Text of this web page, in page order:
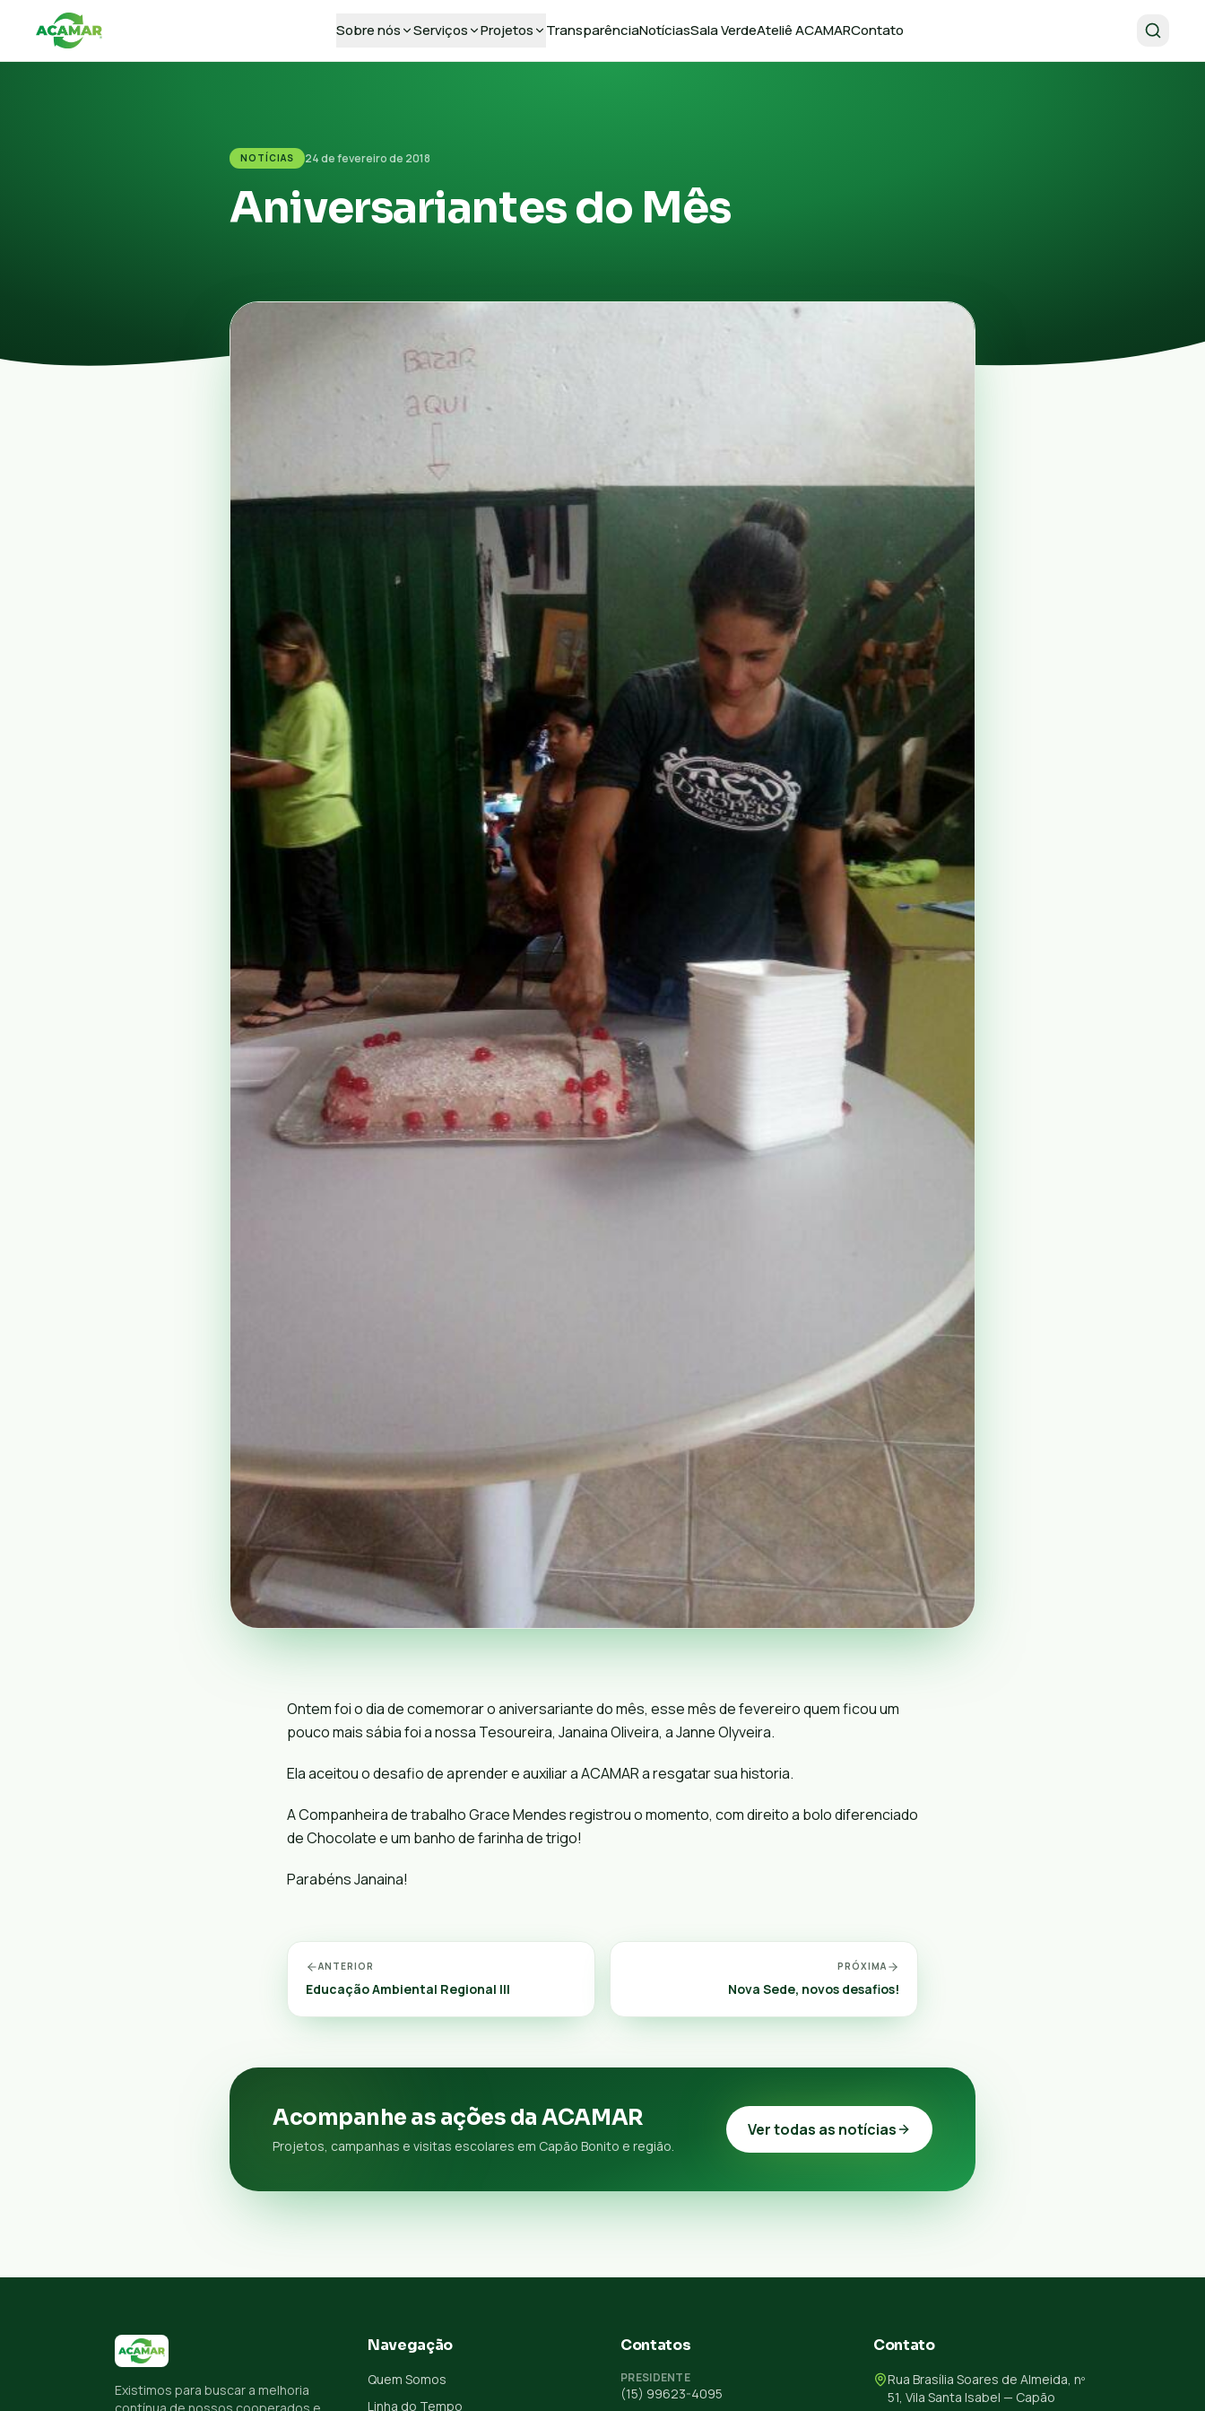
Sobre nós Serviços Projetos TransparênciaNotíciasSala VerdeAteliê ACAMARContato
NOTÍCIAS 24 de fevereiro de 2018
Aniversariantes do Mês
Ontem foi o dia de comemorar o aniversariante do mês, esse mês de fevereiro quem ficou um
pouco mais sábia foi a nossa Tesoureira, Janaina Oliveira, aJanne Olyveira.
Ela aceitou o desafio de aprender e auxiliar a ACAMAR a resgatar sua historia.
A Companheira de trabalhoGrace Mendesregistrou o momento, com direito a bolo diferenciado
de Chocolate e um banho de farinha de trigo!
Parabéns Janaina!
ANTERIOR
Educação Ambiental Regional III
PRÓXIMA
Nova Sede, novos desafios!
Acompanhe as ações da ACAMAR
Projetos, campanhas e visitas escolares em Capão Bonito e região.
Ver todas as notícias
Existimos para buscar a melhoria
Navegação
Quem Somos
Linha do Tempo
Contatos
PRESIDENTE
(15) 99623-4095
Contato
Rua Brasília Soares de Almeida, nº
51, Vila Santa Isabel — Capão